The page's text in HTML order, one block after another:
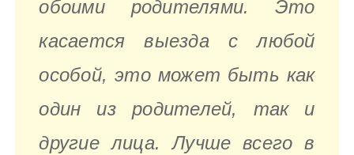
обоими родителями. Это
касается выезда с любой
особой, это может быть как
один из родителей, так и
другие лица. Лучше всего в